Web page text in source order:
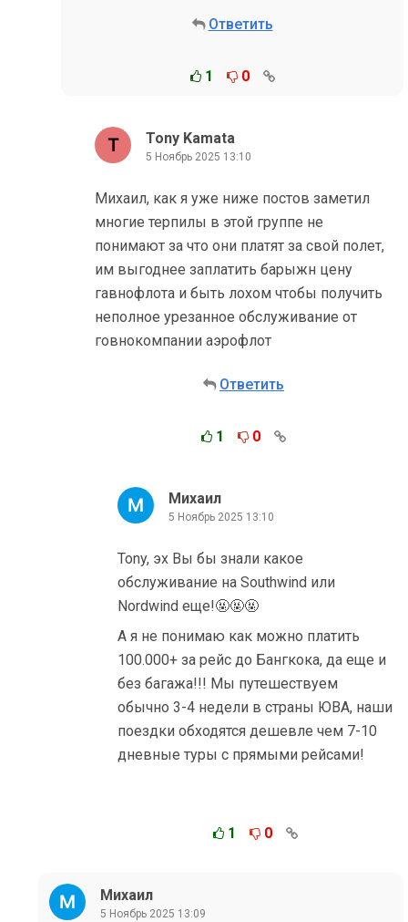
Ответить
1 0
Tony Kamata
5 Ноябрь 2025 13:10
Михаил, как я уже ниже постов заметил
многие терпилы в этой группе не
понимают за что они платят за свой полет,
им выгоднее заплатить барыжн цену
гавнофлота и быть лохом чтобы получить
неполное урезанное обслуживание от
говнокомпании аэрофлот
Ответить
1 0
Михаил
5 Ноябрь 2025 13:10
Tony, эх Вы бы знали какое
обслуживание на Southwind или
Nordwind еще!🤬🤬🤬
А я не понимаю как можно платить
100.000+ за рейс до Бангкока, да еще и
без багажа!!! Мы путешествуем
обычно 3-4 недели в страны ЮВА, наши
поездки обходятся дешевле чем 7-10
дневные туры с прямыми рейсами!
1 0
Михаил
5 Ноябрь 2025 13:09